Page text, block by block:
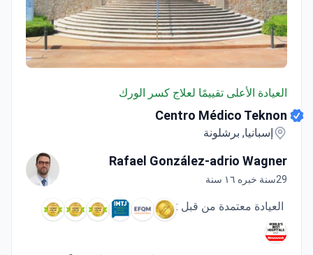
Centro Médico Teknon
Centro Médico Teknon
إسبانيا, برشلونة
Rafael González-adrio Wagner
29سنة خبره ١٦ سنة
العيادة معتمدة من قبل :
يُعد الدكتور رافائيل غونزاليس أدريو فاغنر أخصائياً في